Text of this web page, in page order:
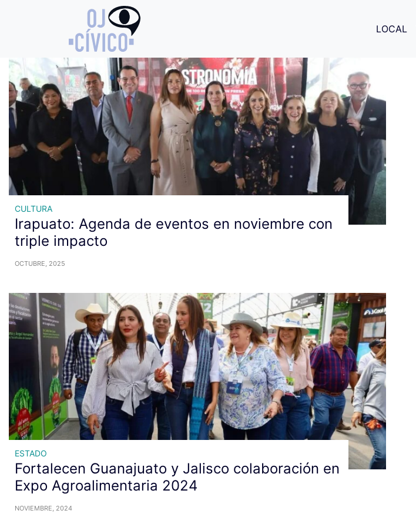
LOCAL
Archivo de etiquetas: Expo Agroalimentaria
CULTURA
Irapuato: Agenda de eventos en noviembre con
triple impacto
OCTUBRE, 2025
ESTADO
Fortalecen Guanajuato y Jalisco colaboración en
Expo Agroalimentaria 2024
NOVIEMBRE, 2024